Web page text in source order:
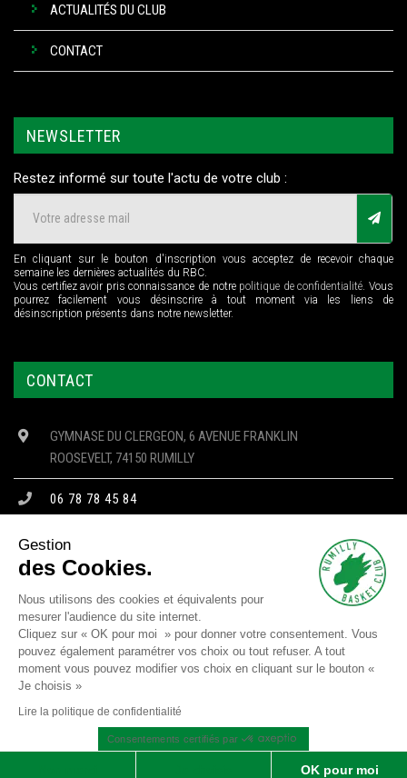
ACTUALITÉS DU CLUB
CONTACT
NEWSLETTER
Restez informé sur toute l'actu de votre club :
En cliquant sur le bouton d'inscription vous acceptez de recevoir chaque
semaine les dernières actualités du RBC.
Vous certifiez avoir pris connaissance de notre politique de confidentialité. Vous
pourrez facilement vous désinscrire à tout moment via les liens de
désinscription présents dans notre newsletter.
CONTACT
GYMNASE DU CLERGEON, 6 AVENUE FRANKLIN
ROOSEVELT, 74150 RUMILLY
06 78 78 45 84
CONTACT@RBC74.FR
Copyright © 2023 RBC - Tous droits réservés - Mentions Légales-
Confidentialité-Cookies
SUIVEZ NOUS
Gestion
des Cookies.
Nous utilisons des cookies et équivalents pour
mesurer l'audience du site internet.
Cliquez sur « OK pour moi » pour donner votre consentement. Vous
pouvez également paramétrer vos choix ou tout refuser. A tout
moment vous pouvez modifier vos choix en cliquant sur le bouton «
Je choisis »
Lire la politique de confidentialité
Consentements certifiés par
OK pour moi